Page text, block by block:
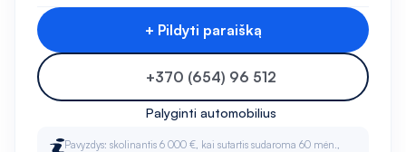
+ Pildyti paraišką
+370 (654) 96 512
Palyginti automobilius
Pavyzdys: skolinantis 6 000 €, kai sutartis sudaroma 60 mėn.,